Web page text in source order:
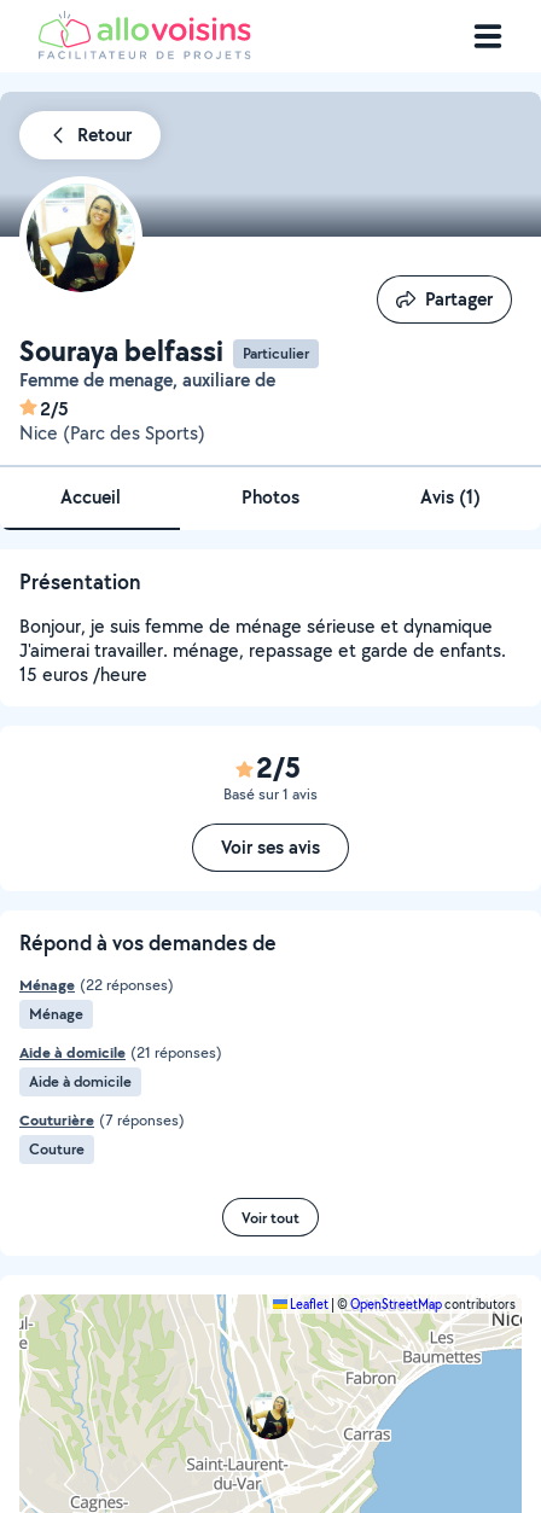
Retour
Souraya belfassi Particulier
Femme de menage, auxiliare de
2/5
Nice (Parc des Sports)
Partager
Partager
Accueil Photos Avis (1)
Présentation
Bonjour, je suis femme de ménage sérieuse et dynamique
J'aimerai travailler. ménage, repassage et garde de enfants.
15 euros /heure
2/5
Basé sur 1 avis
Voir ses avis
Répond à vos demandes de
Ménage (22 réponses)
Ménage
Aide à domicile (21 réponses)
Aide à domicile
Couturière (7 réponses)
Couture
Voir tout
Leaflet ©OpenStreetMapcontributors